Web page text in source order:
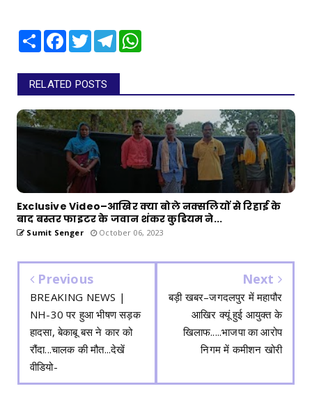
Share Facebook
TwitterTelegram
RELATED POSTS
Exclusive Video–आखिर क्या बोले नक्सलियों से रिहाई के
बाद बस्तर फाइटर के जवान शंकर कुडियम ने...
Sumit Senger October 06, 2023
Previous
BREAKING NEWS |
NH-30 पर हुआ भीषण सड़क
हादसा, बेकाबू बस ने कार को
रौंदा...चालक की मौत...देखें
वीडियो-
Next
बड़ी खबर–जगदलपुर में महापौर
आखिर क्यूं हुई आयुक्त के
खिलाफ.....भाजपा का आरोप
निगम में कमीशन खोरी